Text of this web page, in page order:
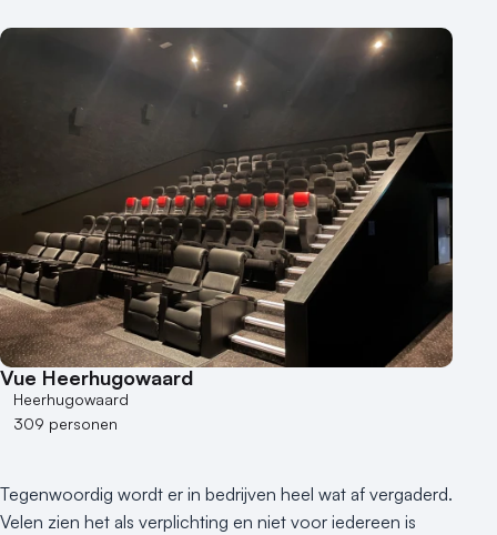
Vue Heerhugowaard
Heerhugowaard
309 personen
Tegenwoordig wordt er in bedrijven heel wat af vergaderd.
Velen zien het als verplichting en niet voor iedereen is